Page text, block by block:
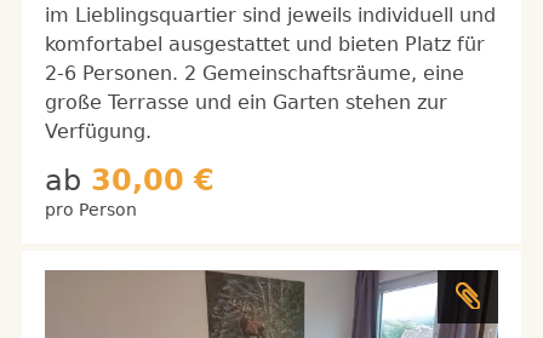
im Lieblingsquartier sind jeweils individuell und
komfortabel ausgestattet und bieten Platz für
2-6 Personen. 2 Gemeinschaftsräume, eine
große Terrasse und ein Garten stehen zur
Verfügung.
ab 30,00 €
pro Person